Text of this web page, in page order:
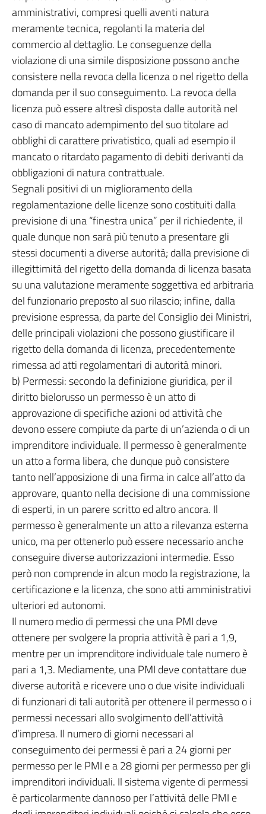
amministrativi, compresi quelli aventi natura
meramente tecnica, regolanti la materia del
commercio al dettaglio. Le conseguenze della
violazione di una simile disposizione possono anche
consistere nella revoca della licenza o nel rigetto della
domanda per il suo conseguimento. La revoca della
licenza può essere altresì disposta dalle autorità nel
caso di mancato adempimento del suo titolare ad
obblighi di carattere privatistico, quali ad esempio il
mancato o ritardato pagamento di debiti derivanti da
obbligazioni di natura contrattuale.
Segnali positivi di un miglioramento della
regolamentazione delle licenze sono costituiti dalla
previsione di una “finestra unica” per il richiedente, il
quale dunque non sarà più tenuto a presentare gli
stessi documenti a diverse autorità; dalla previsione di
illegittimità del rigetto della domanda di licenza basata
su una valutazione meramente soggettiva ed arbitraria
del funzionario preposto al suo rilascio; infine, dalla
previsione espressa, da parte del Consiglio dei Ministri,
delle principali violazioni che possono giustificare il
rigetto della domanda di licenza, precedentemente
rimessa ad atti regolamentari di autorità minori.
b) Permessi: secondo la definizione giuridica, per il
diritto bielorusso un permesso è un atto di
approvazione di specifiche azioni od attività che
devono essere compiute da parte di un’azienda o di un
imprenditore individuale. Il permesso è generalmente
un atto a forma libera, che dunque può consistere
tanto nell’apposizione di una firma in calce all’atto da
approvare, quanto nella decisione di una commissione
di esperti, in un parere scritto ed altro ancora. Il
permesso è generalmente un atto a rilevanza esterna
unico, ma per ottenerlo può essere necessario anche
conseguire diverse autorizzazioni intermedie. Esso
però non comprende in alcun modo la registrazione, la
certificazione e la licenza, che sono atti amministrativi
ulteriori ed autonomi.
Il numero medio di permessi che una PMI deve
ottenere per svolgere la propria attività è pari a 1,9,
mentre per un imprenditore individuale tale numero è
pari a 1,3. Mediamente, una PMI deve contattare due
diverse autorità e ricevere uno o due visite individuali
di funzionari di tali autorità per ottenere il permesso o i
permessi necessari allo svolgimento dell’attività
d’impresa. Il numero di giorni necessari al
conseguimento dei permessi è pari a 24 giorni per
permesso per le PMI e a 28 giorni per permesso per gli
imprenditori individuali. Il sistema vigente di permessi
è particolarmente dannoso per l’attività delle PMI e